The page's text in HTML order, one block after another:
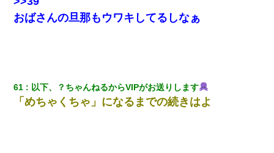
おばさんの旦那もウワキしてるしなぁ
61 以下、？ちゃんねるからVIPがお送りします
「めちゃくちゃ」になるまでの続きはよ